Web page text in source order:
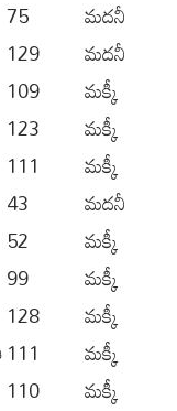
75
మదనీ
129
మదనీ
109
మక్కీ
123
మక్కీ
111
మక్కీ
43
మదనీ
52
మక్కీ
99
మక్కీ
128
మక్కీ
111
మక్కీ
110
మక్కీ